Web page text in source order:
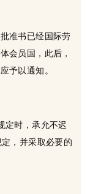
准书已经国际劳
会员国，此后，
予以通知。
定时，承允不迟
，并采取必要的